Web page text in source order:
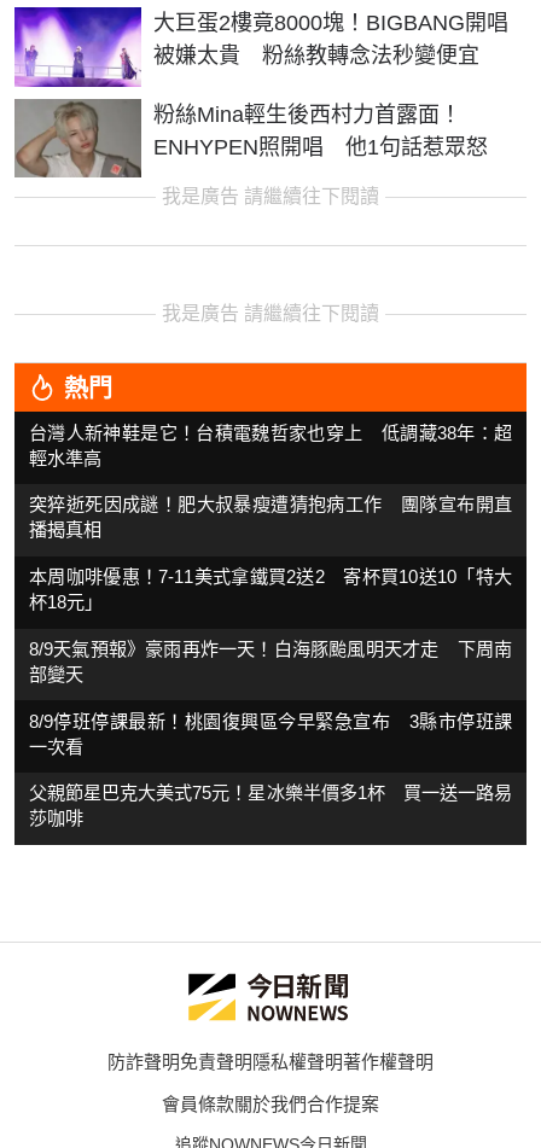
大巨蛋2樓竟8000塊！BIGBANG開唱
被嫌太貴 粉絲教轉念法秒變便宜
粉絲Mina輕生後西村力首露面！
ENHYPEN照開唱 他1句話惹眾怒
我是廣告 請繼續往下閱讀
我是廣告 請繼續往下閱讀
熱門
台灣人新神鞋是它！台積電魏哲家也穿上 低調藏38年：超
輕水準高
突猝逝死因成謎！肥大叔暴瘦遭猜抱病工作 團隊宣布開直
播揭真相
本周咖啡優惠！7-11美式拿鐵買2送2 寄杯買10送10「特大
杯18元」
8/9天氣預報》豪雨再炸一天！白海豚颱風明天才走 下周南
部變天
8/9停班停課最新！桃園復興區今早緊急宣布 3縣市停班課
一次看
父親節星巴克大美式75元！星冰樂半價多1杯 買一送一路易
莎咖啡
防詐聲明免責聲明隱私權聲明著作權聲明
會員條款關於我們合作提案